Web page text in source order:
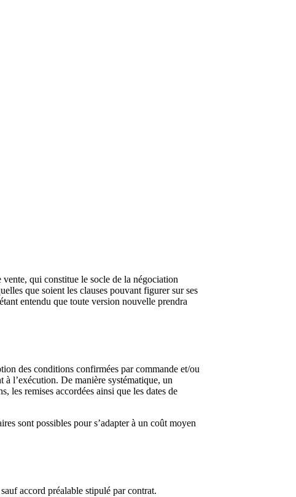
qui constitue le socle de la négociation
que soient les clauses pouvant figurer sur ses
entendu que toute version nouvelle prendra
des conditions confirmées par commande et/ou
à l’exécution. De manière systématique, un
les remises accordées ainsi que les dates de
sont possibles pour s’adapter à un coût moyen
accord préalable stipulé par contrat.